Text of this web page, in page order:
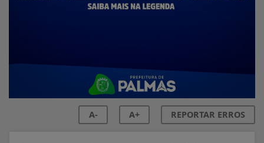
A- A+ REPORTAR ERROS